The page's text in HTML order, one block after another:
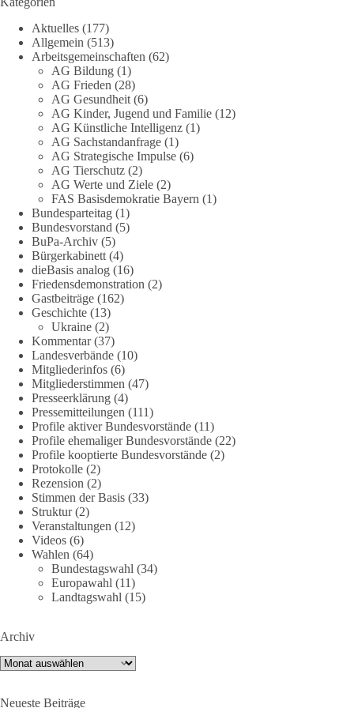
DieBasis
1 Tag zuvor
Stimmen der dieBasis – heute mit dem „Demokratie-Bestatter“
Die Energiewende ist bisher kein Erfolg, sondern ein teures,
ineffizientes Unterfangen. Dies belegt eine Auswertung der
NZZ, wonach die Energiewende den Strom nicht billiger,
sondern teurer gemacht hat.
Quelle: https://www.nzz.ch/der-andere-blick/fehlschlag-
energiewende-warum-deutschland-trotz-rekordausbau-von-
wind-und-sonnenkraft-weniger-strom-erzeugt-ld.10006607
🟩🟩🟦🟦🟥🟥🟧🟧
„Wir brauchen dringend wettbewerbsfähige Energiepreise und
eine ideologiefreie Diskussion“, meint der Demokratie-
Bestatter.
Wie siehst du das?
🤝 Jetzt Politik für die Menschen mitgestalten:
https://diebasis.de/mitgliedschaft/
#dieBasis #energiewende #strompreise #wettbewerb
7
DieBasis
1 Tag zuvor
⚡️ NATO-Gipfel in Ankara: Kriegskonferenz statt
Friedensgipfel!?
Staats- und Regierungschefs zum NATO-Gipfel in der Türkei.
Von der NATO wird behauptet, sie sei das wichtigste
Aktuelles (177)
Allgemein (513)
Arbeitsgemeinschaften (62)
AG Bildung (1)
AG Frieden (28)
AG Gesundheit (6)
AG Kinder, Jugend und Familie (12)
AG Künstliche Intelligenz (1)
AG Sachstandanfrage (1)
AG Strategische Impulse (6)
AG Tierschutz (2)
AG Werte und Ziele (2)
FAS Basisdemokratie Bayern (1)
Bundesparteitag (1)
Bundesvorstand (5)
BuPa-Archiv (5)
Bürgerkabinett (4)
dieBasis analog (16)
Friedensdemonstration (2)
Gastbeiträge (162)
Geschichte (13)
Ukraine (2)
Kommentar(37)
Landesverbände (10)
Mitgliederinfos (6)
Mitgliederstimmen (47)
Presseerklärung (4)
Pressemitteilungen (111)
Profile aktiver Bundesvorstände (11)
Profile ehemaliger Bundesvorstände (22)
Profile kooptierte Bundesvorstände (2)
Protokolle (2)
Rezension (2)
Stimmen der Basis (33)
Struktur(2)
Veranstaltungen (12)
Videos (6)
Wahlen (64)
Bundestagswahl (34)
Europawahl (11)
Landtagswahl (15)
Archiv
Archiv
Neueste Beiträge